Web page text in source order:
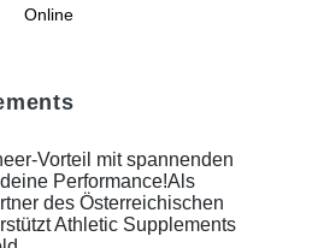
Online
Vorteil mit spannenden
Performance!Als
des Österreichischen
Athletic Supplements